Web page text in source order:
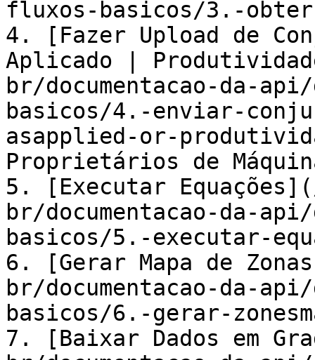
fluxos-basicos/3.-
4. [Fazer Upload de
Aplicado |
br/documentacao-da-
basicos/4.-enviar-
asapplied-or-
Proprietários de
5. [Executar
br/documentacao-da-
basicos/5.-executar-
6. [Gerar Mapa de
br/documentacao-da-
basicos/6.-gerar-
7. [Baixar Dados em